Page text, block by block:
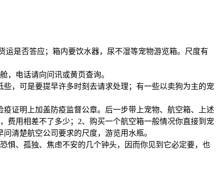
是否答应；箱内要饮水器，尿不湿等宠物游览箱。尺度有
，电话请向问讯或黄页查询。
，可是要提早许多时刻去请求处理；有一些以卖狗为主的宠
证明上加盖防疫监督公章。后一步带上宠物、航空箱、上述
费用相差不了多少；2、购买一个航空箱一般情况你直接到宠
清楚航空公司要求的尺度，游览用水瓶。
惧、孤独、焦虑不安的几个钟头，因而你见到它必定要，也